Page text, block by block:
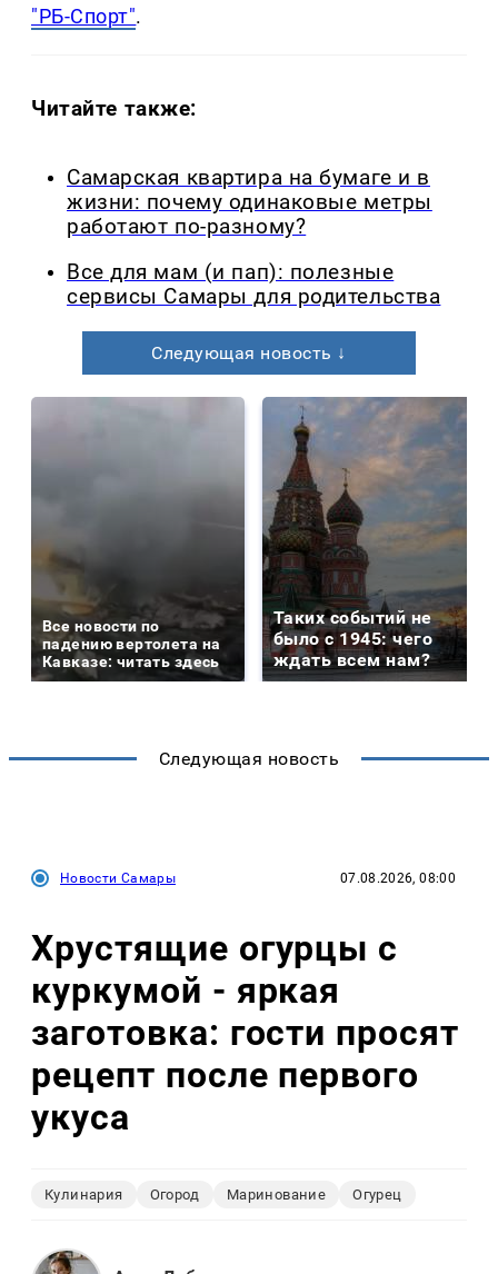
"РБ-Спорт".
Читайте также:
Самарская квартира на бумаге и в
жизни: почему одинаковые метры
работают по-разному?
Все для мам (и пап): полезные
сервисы Самары для родительства
Следующая новость ↓
Все новости по
падению вертолета на
Кавказе: читать здесь
Таких событий не
было с 1945: чего
ждать всем нам?
Следующая новость
Новости Самары 07.08.2026, 08:00
Хрустящие огурцы с
куркумой - яркая
заготовка: гости просят
рецепт после первого
укуса
Кулинария Огород Маринование Огурец